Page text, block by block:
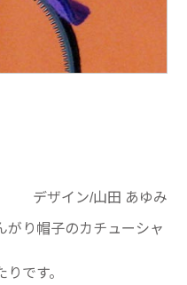
デザイン/山田 あゆみ
がり帽子のカチューシャ
です。